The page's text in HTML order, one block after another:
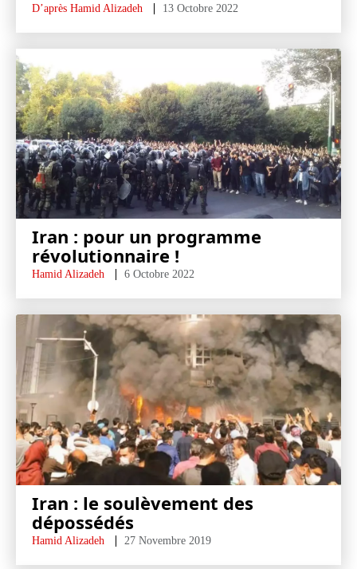
D’après Hamid Alizadeh 13 Octobre 2022
Iran : pour un programme
révolutionnaire !
Hamid Alizadeh 6 Octobre 2022
Iran : le soulèvement des
dépossédés
Hamid Alizadeh 27 Novembre 2019